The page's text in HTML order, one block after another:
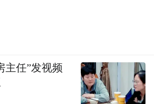
主任”发视频